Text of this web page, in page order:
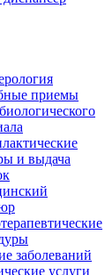
приемы
и выдача
заболеваний
услуги